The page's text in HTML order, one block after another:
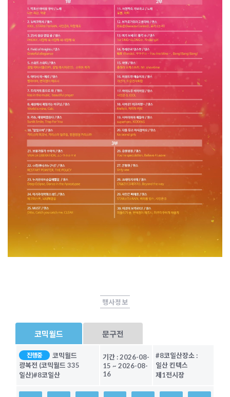
행사정보
코믹월드 문구전
진행중
코믹월드
광복전 (코믹월드 335
일산)#8코일산
기간 :2026-08-
15 ~ 2026-08-
16
#8코일산장소 :
일산 킨텍스
제1전시장